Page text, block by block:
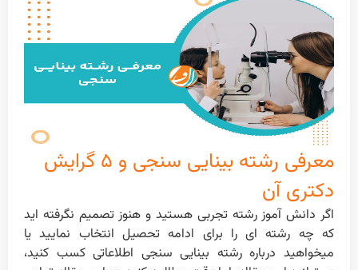
معرفی رشته بینایی سنجی و ۵ گرایش
دکتری آن
اگر دانش آموز رشته تجربی هستید و هنوز تصمیم نگرفته اید
که چه رشته ای را برای ادامه تحصیل انتخاب نمایید یا
میخواهید درباره رشته بینایی سنجی اطلاعاتی کسب کنید،